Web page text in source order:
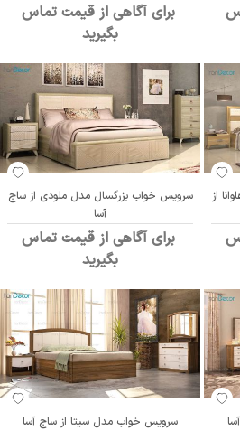
برای آگاهی از قیمت تماس
بگیرید
از
سرویس خواب بزرگسال مدل ملودی از ساج
آسا
برای آگاهی از قیمت تماس
بگیرید
سرویس خواب مدل سیتا از ساج آسا